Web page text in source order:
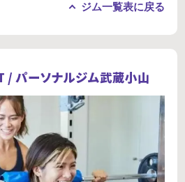
ジム一覧表に戻る
/ パーソナルジム武蔵小山